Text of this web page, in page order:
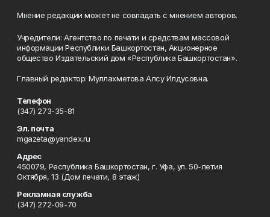
Мнение редакции может не совпадать с мнением авторов.
Учредители: Агентство по печати и средствам массовой
информации Республики Башкортостан, Акционерное
общество Издательский дом «Республика Башкортостан».
Главный редактор: Муллахметова Алсу Илдусовна.
Телефон
(347) 273-35-81
Эл. почта
mgazeta@yandex.ru
Адрес
450079, Республика Башкортостан, г. Уфа, ул. 50-летия
Октября, 13 (Дом печати, 8 этаж)
Рекламная служба
(347) 272-09-70